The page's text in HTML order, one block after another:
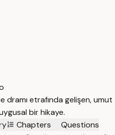
dramı etrafında gelişen, umut
bir hikaye.
Chapters
Questions